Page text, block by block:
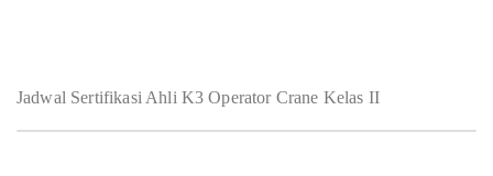
Jadwal Sertifikasi Ahli K3 Operator Crane Kelas II